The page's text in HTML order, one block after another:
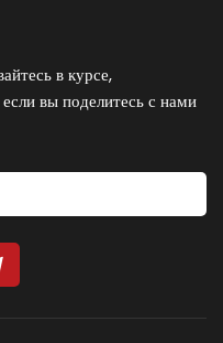
в курсе,
вы поделитесь с нами